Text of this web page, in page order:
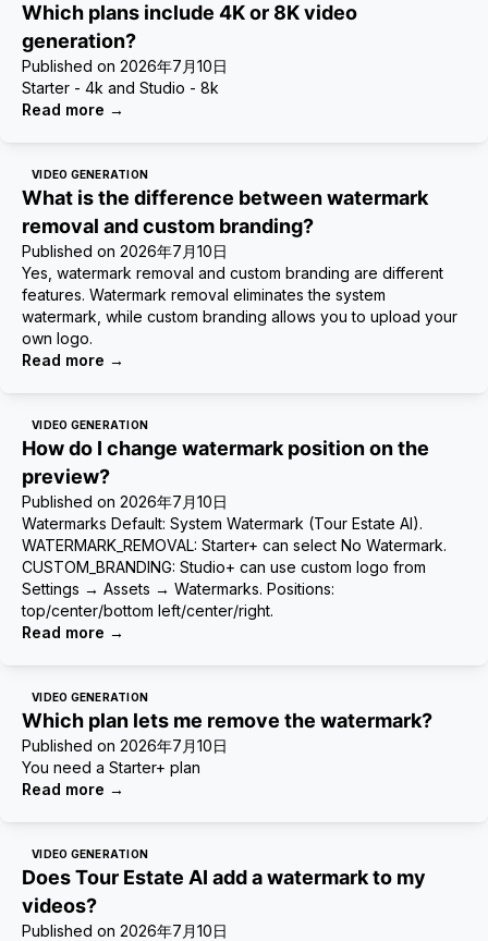
Which plans include 4K or 8K video
generation?
Published on 2026年7月10日
Starter - 4k and Studio - 8k
Read more →
VIDEO GENERATION
What is the difference between watermark
removal and custom branding?
Published on 2026年7月10日
Yes, watermark removal and custom branding are different
features. Watermark removal eliminates the system
watermark, while custom branding allows you to upload your
own logo.
Read more →
VIDEO GENERATION
How do I change watermark position on the
preview?
Published on 2026年7月10日
Watermarks Default: System Watermark (Tour Estate AI).
WATERMARK_REMOVAL: Starter+ can select No Watermark.
CUSTOM_BRANDING: Studio+ can use custom logo from
Settings → Assets → Watermarks. Positions:
top/center/bottom left/center/right.
Read more →
VIDEO GENERATION
Which plan lets me remove the watermark?
Published on 2026年7月10日
You need a Starter+ plan
Read more →
VIDEO GENERATION
Does Tour Estate AI add a watermark to my
videos?
Published on 2026年7月10日